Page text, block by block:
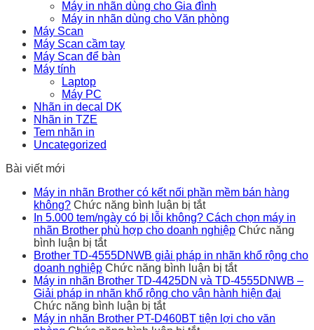
Máy in nhãn dùng cho Gia đình
Máy in nhãn dùng cho Văn phòng
Máy Scan
Máy Scan cầm tay
Máy Scan để bàn
Máy tính
Laptop
Máy PC
Nhãn in decal DK
Nhãn in TZE
Tem nhãn in
Uncategorized
Bài viết mới
Máy in nhãn Brother có kết nối phần mềm bán hàng
không? Chức năng bình luận bị tắtở
Máy
in
Brother
có
kết
nối
mềm
In 5.000 tem/ngày có bị lỗi không? Cách chọn máy in
nhãn Brother phù hợp cho doanh nghiệp Chức năng
bình luận bị tắtở
In
5.000
tem/ngày
có
bị
lỗi
Brother TD-4555DNWB giải pháp in nhãn khổ rộng cho
doanh nghiệp Chức năng bình luận bị tắtở
Brother
TD-
giải
Máy in nhãn Brother TD-4425DN và TD-4555DNWB –
Giải pháp in nhãn khổ rộng cho vận hành hiện đại
Chức năng bình luận bị tắtở
Máy
Máy in nhãn Brother PT-D460BT tiện lợi cho văn